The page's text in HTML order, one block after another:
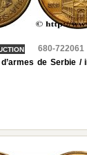
680-722061
de Serbie /